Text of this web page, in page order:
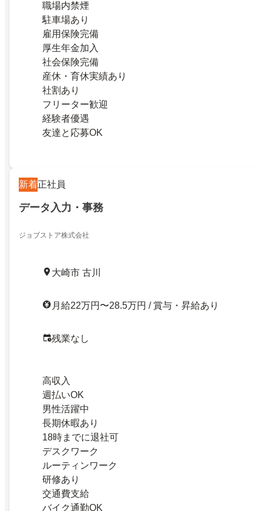
職場内禁煙
駐車場あり
雇用保険完備
厚生年金加入
社会保険完備
産休・育休実績あり
社割あり
フリーター歓迎
経験者優遇
友達と応募OK
新着正社員
データ入力・事務
ジョブストア株式会社
大崎市 古川
月給22万円〜28.5万円 / 賞与・昇給あり
残業なし
高収入
週払いOK
男性活躍中
長期休暇あり
18時までに退社可
デスクワーク
ルーティンワーク
研修あり
交通費支給
バイク通勤OK